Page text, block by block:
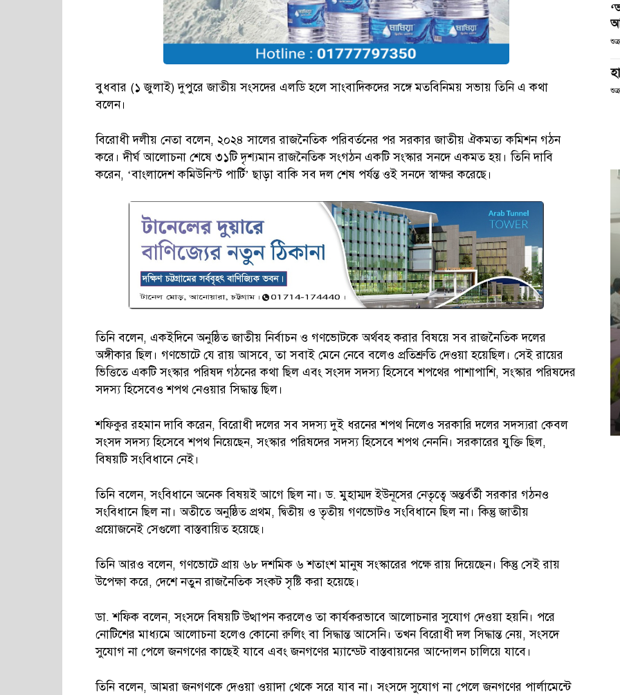
বুধবার (১ জুলাই) দুপুরে জাতীয় সংসদের এলডি হলে সাংবাদিকদের সঙ্গে মতবিনিময় সভায় তিনি এ কথা
বলেন।
বিরোধী দলীয় নেতা বলেন, ২০২৪ সালের রাজনৈতিক পরিবর্তনের পর সরকার জাতীয় ঐকমত্য কমিশন গঠন
করে। দীর্ঘ আলোচনা শেষে ৩১টি দৃশ্যমান রাজনৈতিক সংগঠন একটি সংস্কার সনদে একমত হয়। তিনি দাবি
করেন, ‘বাংলাদেশ কমিউনিস্ট পার্টি’ ছাড়া বাকি সব দল শেষ পর্যন্ত ওই সনদে স্বাক্ষর করেছে।
তিনি বলেন, একইদিনে অনুষ্ঠিত জাতীয় নির্বাচন ও গণভোটকে অর্থবহ করার বিষয়ে সব রাজনৈতিক দলের
অঙ্গীকার ছিল। গণভোটে যে রায় আসবে, তা সবাই মেনে নেবে বলেও প্রতিশ্রুতি দেওয়া হয়েছিল। সেই রায়ের
ভিত্তিতে একটি সংস্কার পরিষদ গঠনের কথা ছিল এবং সংসদ সদস্য হিসেবে শপথের পাশাপাশি, সংস্কার পরিষদের
সদস্য হিসেবেও শপথ নেওয়ার সিদ্ধান্ত ছিল।
শফিকুর রহমান দাবি করেন, বিরোধী দলের সব সদস্য দুই ধরনের শপথ নিলেও সরকারি দলের সদস্যরা কেবল
সংসদ সদস্য হিসেবে শপথ নিয়েছেন, সংস্কার পরিষদের সদস্য হিসেবে শপথ নেননি। সরকারের যুক্তি ছিল,
বিষয়টি সংবিধানে নেই।
তিনি বলেন, সংবিধানে অনেক বিষয়ই আগে ছিল না। ড. মুহাম্মদ ইউনূসের নেতৃত্বে অন্তর্বর্তী সরকার গঠনও
সংবিধানে ছিল না। অতীতে অনুষ্ঠিত প্রথম, দ্বিতীয় ও তৃতীয় গণভোটও সংবিধানে ছিল না। কিন্তু জাতীয়
প্রয়োজনেই সেগুলো বাস্তবায়িত হয়েছে।
তিনি আরও বলেন, গণভোটে প্রায় ৬৮ দশমিক ৬ শতাংশ মানুষ সংস্কারের পক্ষে রায় দিয়েছেন। কিন্তু সেই রায়
উপেক্ষা করে, দেশে নতুন রাজনৈতিক সংকট সৃষ্টি করা হয়েছে।
ডা. শফিক বলেন, সংসদে বিষয়টি উত্থাপন করলেও তা কার্যকরভাবে আলোচনার সুযোগ দেওয়া হয়নি। পরে
নোটিশের মাধ্যমে আলোচনা হলেও কোনো রুলিং বা সিদ্ধান্ত আসেনি। তখন বিরোধী দল সিদ্ধান্ত নেয়, সংসদে
সুযোগ না পেলে জনগণের কাছেই যাবে এবং জনগণের ম্যান্ডেট বাস্তবায়নের আন্দোলন চালিয়ে যাবে।
তিনি বলেন, আমরা জনগণকে দেওয়া ওয়াদা থেকে সরে যাব না। সংসদে সুযোগ না পেলে জনগণের পার্লামেন্টে